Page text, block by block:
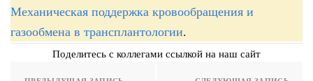
Механическая поддержка кровообращения и
газообмена в трансплантологии.
Поделитесь с коллегами ссылкой на наш сайт